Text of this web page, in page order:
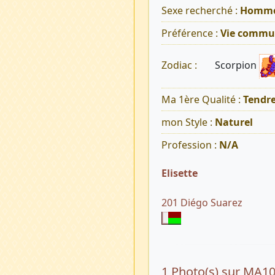
Sexe recherché :
Préférence : Vie
Zodiac : Scorpion
Ma 1ère Qualité :
mon Style : Naturel
Profession : N/A
Elisette
201 Diégo Suarez